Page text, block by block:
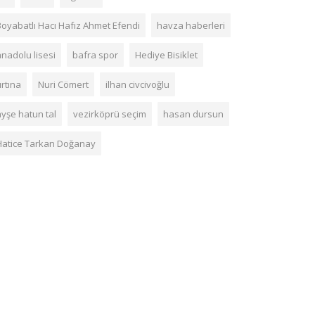
Hacı Hafız Ahmet Efendi havza haberleri
lisesi bafra spor Hediye Bisiklet
Nuri Cömert ilhan civcivoğlu
hatun tal vezirköprü seçim hasan dursun
Tarkan Doğanay